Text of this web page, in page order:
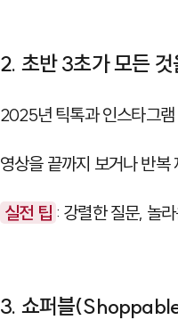
2. 초반 3초가 모든
2025년 틱톡과 인스타그
영상을 끝까지 보거나 반복
실전 팁 : 강렬한 질문, 놀
3. 쇼퍼블